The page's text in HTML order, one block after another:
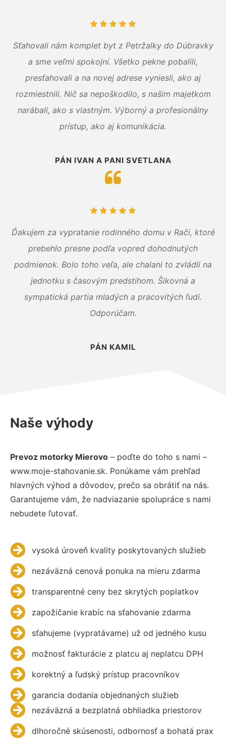
Sťahovali nám komplet byt z Petržalky do Dúbravky
a sme veľmi spokojní. Všetko pekne pobalili,
presťahovali a na novej adrese vyniesli, ako aj
rozmiestnili. Nič sa nepoškodilo, s našim majetkom
narábali, ako s vlastným. Výborný a profesionálny
prístup, ako aj komunikácia.
PÁN IVAN A PANI SVETLANA
Ďakujem za vypratanie rodinného domu v Rači, ktoré
prebehlo presne podľa vopred dohodnutých
podmienok. Bolo toho veľa, ale chalani to zvládli na
jednotku s časovým predstihom. Šikovná a
sympatická partia mladých a pracovitých ľudí.
Odporúčam.
PÁN KAMIL
Naše výhody
Prevoz motorky Mierovo – poďte do toho s nami –
www.moje-stahovanie.sk. Ponúkame vám prehľad
hlavných výhod a dôvodov, prečo sa obrátiť na nás.
Garantujeme vám, že nadviazanie spolupráce s nami
nebudete ľutovať.
vysoká úroveň kvality poskytovaných služieb
nezáväzná cenová ponuka na mieru zdarma
transparentné ceny bez skrytých poplatkov
zapožičanie krabíc na sťahovanie zdarma
sťahujeme (vypratávame) už od jedného kusu
možnosť fakturácie z platcu aj neplatcu DPH
korektný a ľudský prístup pracovníkov
garancia dodania objednaných služieb
nezáväzná a bezplatná obhliadka priestorov
dlhoročné skúsenosti, odbornosť a bohatá prax